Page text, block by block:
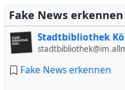
Fake News erkennen
Stadtbibliothek
Fake News erkennen